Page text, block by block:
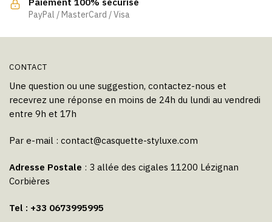
PayPal / MasterCard / Visa
CONTACT
Une question ou une suggestion, contactez-nous et
recevrez une réponse en moins de 24h du lundi au vendredi
entre 9h et 17h
Par e-mail : contact@casquette-styluxe.com
Adresse Postale : 3 allée des cigales 11200 Lézignan
Corbières
Tel : +33 0673995995